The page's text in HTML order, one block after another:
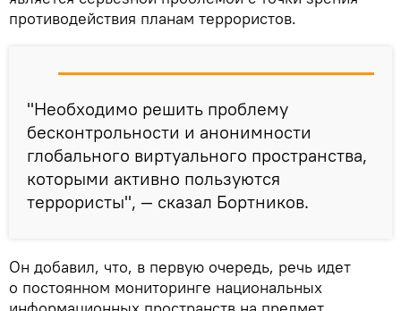
противодействия планам террористов.
"Необходимо решить проблему
бесконтрольности и анонимности
глобального виртуального пространства,
которыми активно пользуются
террористы", — сказал Бортников.
Он добавил, что, в первую очередь, речь идет
о постоянном мониторинге национальных